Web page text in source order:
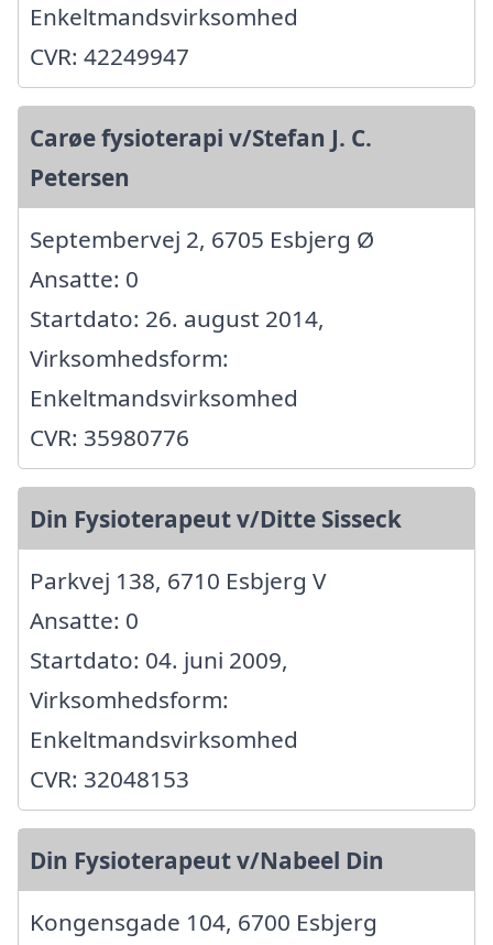
Enkeltmandsvirksomhed
CVR: 42249947
Carøe fysioterapi v/Stefan J. C.
Petersen
Septembervej 2, 6705 Esbjerg Ø
Ansatte: 0
Startdato: 26. august 2014,
Virksomhedsform:
Enkeltmandsvirksomhed
CVR: 35980776
Din Fysioterapeut v/Ditte Sisseck
Parkvej 138, 6710 Esbjerg V
Ansatte: 0
Startdato: 04. juni 2009,
Virksomhedsform:
Enkeltmandsvirksomhed
CVR: 32048153
Din Fysioterapeut v/Nabeel Din
Kongensgade 104, 6700 Esbjerg